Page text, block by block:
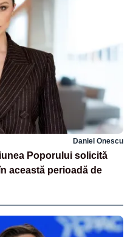
Daniel Onescu
Poporului solicită
această perioadă de